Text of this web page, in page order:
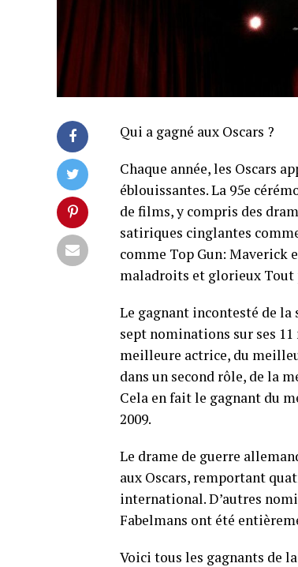
Qui a gagné aux Oscars ?
Chaque année, les Oscars
éblouissantes. La 95e
de films, y compris des
satiriques cinglantes
comme Top Gun: Maverick
maladroits et glorieux
Le gagnant incontesté de
sept nominations sur ses
meilleure actrice, du
dans un second rôle, de la
Cela en fait le gagnant du
2009.
Le drame de guerre
aux Oscars, remportant
international. D’autres
Fabelmans ont été
Voici tous les gagnants de